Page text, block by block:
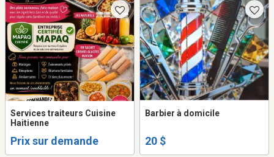
Services traiteurs Cuisine
Haitienne
Prix sur demande
Barbier à domicile
20 $